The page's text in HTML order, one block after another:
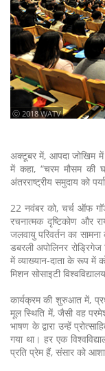
ⓒ 2018 WATV
अक्टूबर में, आपदा जोखिम में
में कहा, “चरम मौसम की
अंतरराष्ट्रीय समुदाय को
22 नवंबर को, चर्च ऑफ
रचनात्मक दृष्टिकोण और
जलवायु परिवर्तन का
डबरली अपोलिनर
में व्याख्यान-दाता के रूप में
मिशन सोसाइटी
कार्यक्रम की शुरुआत में,
मूल स्थिति में, जैसी वह
भाषण के द्वारा उन्हें
गया था। हर एक
प्रति प्रेम हैं, संसार को